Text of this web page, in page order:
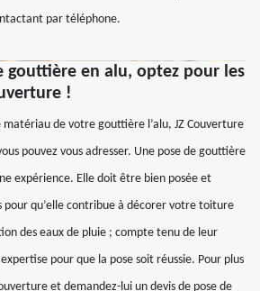
par téléphone.
gouttière en alu, optez pour les
!
matériau de votre gouttière l’alu, JZ Couverture
pouvez vous adresser. Une pose de gouttière
expérience. Elle doit être bien posée et
pour qu’elle contribue à décorer votre toiture
des eaux de pluie ; compte tenu de leur
pour que la pose soit réussie. Pour plus
et demandez-lui un devis de pose de